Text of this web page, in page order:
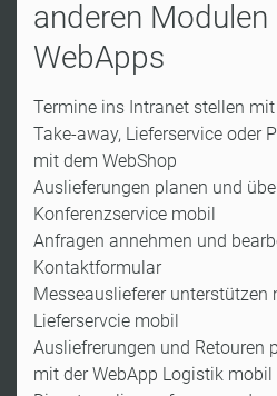
anderen Modulen
WebApps
Termine ins Intranet stellen
Take-away, Lieferservice oder
mit dem WebShop
Auslieferungen planen und
Konferenzservice mobil
Anfragen annehmen und
Kontaktformular
Messeauslieferer unterstützen
Lieferservcie mobil
Ausliefrerungen und Retouren
mit der WebApp Logistik mobil